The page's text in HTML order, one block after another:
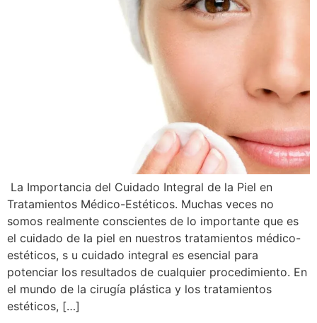
La Importancia del Cuidado Integral de la Piel en
Tratamientos Médico-Estéticos. Muchas veces no
somos realmente conscientes de lo importante que es
el cuidado de la piel en nuestros tratamientos médico-
estéticos, s u cuidado integral es esencial para
potenciar los resultados de cualquier procedimiento. En
el mundo de la cirugía plástica y los tratamientos
estéticos, […]